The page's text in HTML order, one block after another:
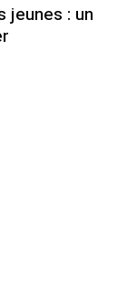
jeunes : un